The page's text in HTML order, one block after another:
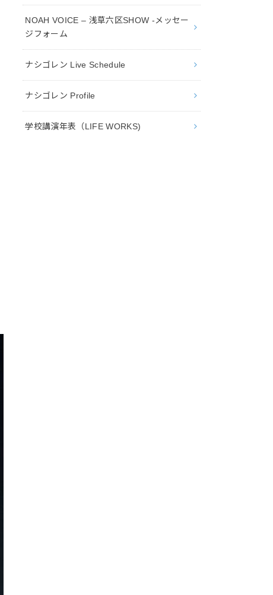
NOAH VOICE – 浅草六区SHOW -メッセー
ジフォーム
ナシゴレン Live Schedule
ナシゴレン Profile
学校講演年表（LIFE WORKS)